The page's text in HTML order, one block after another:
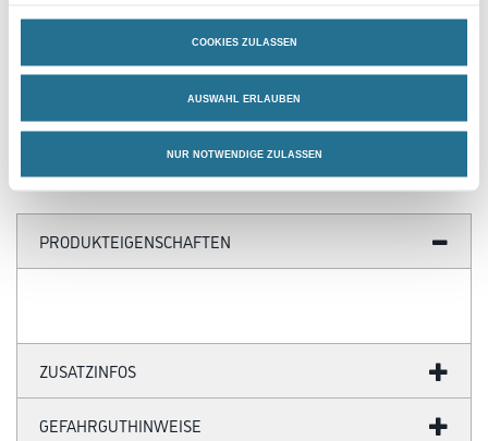
COOKIES ZULASSEN
AUSWAHL ERLAUBEN
NUR NOTWENDIGE ZULASSEN
PRODUKTEIGENSCHAFTEN
ZUSATZINFOS
GEFAHRGUTHINWEISE